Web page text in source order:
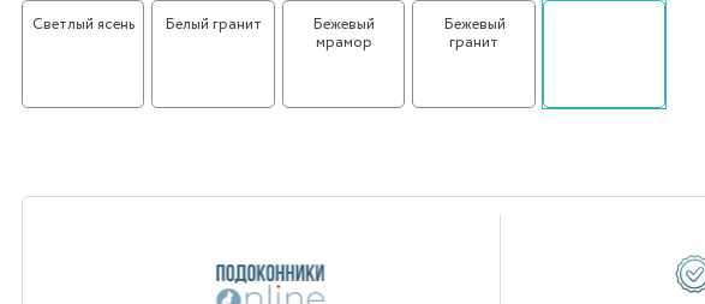
Светлый ясень Белый гранит Бежевый
мрамор
Бежевый
гранит